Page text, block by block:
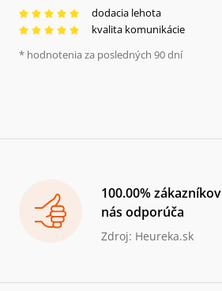
dodacia lehota
kvalita komunikácie
* hodnotenia za posledných 90 dní
100.00% zákazníkov
nás odporúča
Zdroj: Heureka.sk